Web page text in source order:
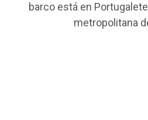
barco está en
metropolitana